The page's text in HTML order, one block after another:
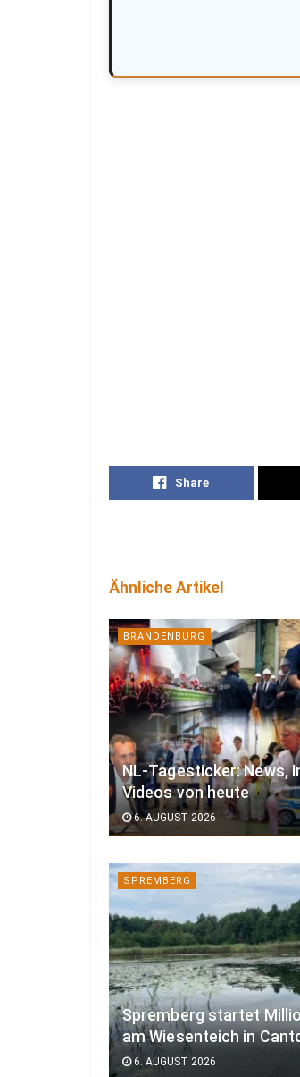
Share
Ähnliche Artikel
BRANDENBURG
NL-Tagesticker: News,
Videos von heute
6. AUGUST 2026
SPREMBERG
Spremberg startet
am Wiesenteich in
6. AUGUST 2026